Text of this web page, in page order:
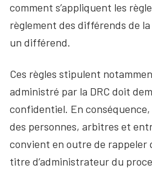
comment s’appliquent les
règlement des différends de
un différend.
Ces règles stipulent
administré par la DRC doit
confidentiel. En
des personnes, arbitres et
convient en outre de rappeler
titre d’administrateur du